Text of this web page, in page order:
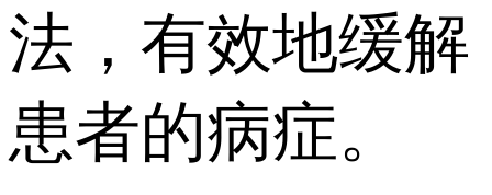
法，有效地缓解
患者的病症。